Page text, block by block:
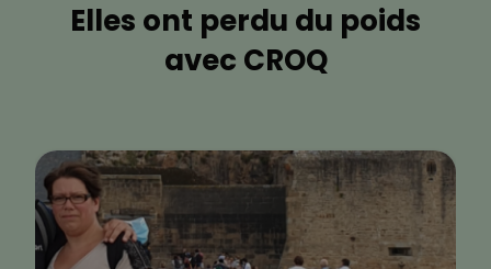
Elles ont perdu du poids
avec CROQ